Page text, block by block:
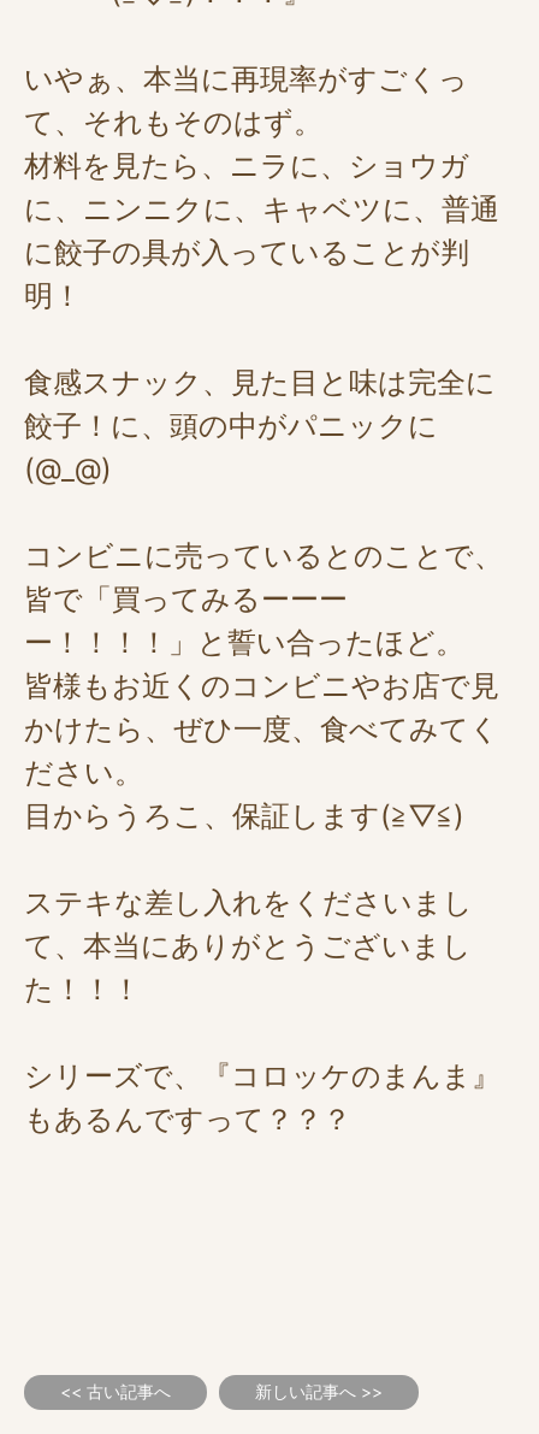
いやぁ、本当に再現率がすごくっ
て、それもそのはず。
材料を見たら、ニラに、ショウガ
に、ニンニクに、キャベツに、普通
に餃子の具が入っていることが判
明！
食感スナック、見た目と味は完全に
餃子！に、頭の中がパニックに
(@_@)
コンビニに売っているとのことで、
皆で「買ってみるーーー
ー！！！！」と誓い合ったほど。
皆様もお近くのコンビニやお店で見
かけたら、ぜひ一度、食べてみてく
ださい。
目からうろこ、保証します(≧▽≦)
ステキな差し入れをくださいまし
て、本当にありがとうございまし
た！！！
シリーズで、『コロッケのまんま』
もあるんですって？？？
<< 古い記事へ 新しい記事へ >>